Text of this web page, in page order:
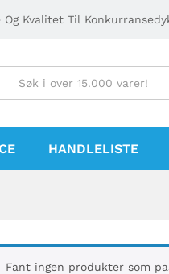
Og Kvalitet Til
HANDLELISTE
Fant ingen produkter som